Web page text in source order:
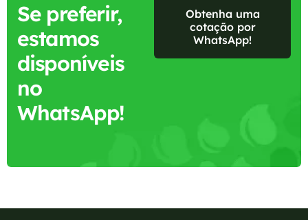
Se preferir,
estamos
disponíveis
no
WhatsApp!
Obtenha uma
cotação por
WhatsApp!